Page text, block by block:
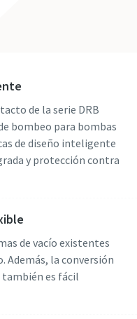
de la serie DRB
bombeo para bombas
de diseño inteligente
y protección contra
de vacío existentes
Además, la conversión
es fácil
o solicitud?
o solicitud?
o solicitud?
o solicitud?